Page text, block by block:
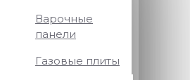
Варочные
панели
Газовые плиты